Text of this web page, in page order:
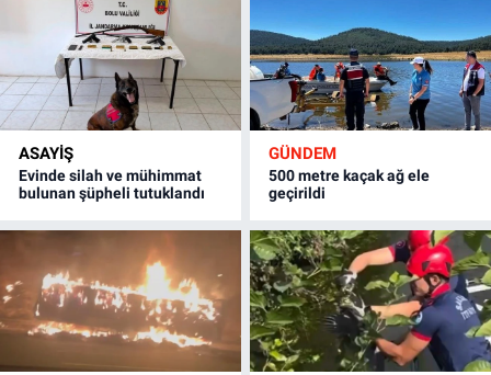
ASAYİŞ
Evinde silah ve mühimmat
bulunan şüpheli tutuklandı
GÜNDEM
500 metre kaçak ağ ele
geçirildi